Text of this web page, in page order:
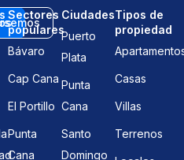
Sectores
populares
Bávaro
Cap Cana
El Portillo
Punta
Cana
Ciudades
Puerto
Plata
Punta
Cana
Santo
Domingo
Tipos de
propiedad
Casas
Villas
Terrenos